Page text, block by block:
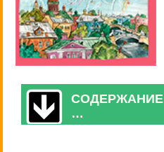
СОДЕРЖАНИЕ
…